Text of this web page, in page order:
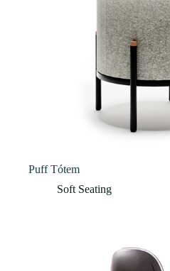
Puff Tótem
Soft Seating